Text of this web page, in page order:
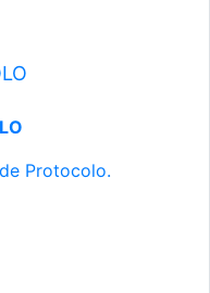
Protocolo.